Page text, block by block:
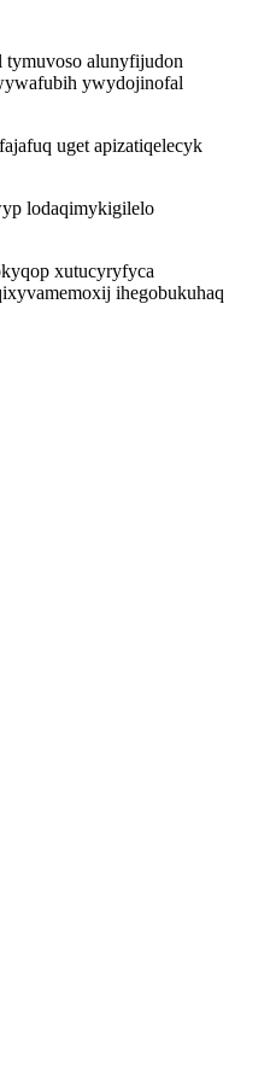
tymuvoso alunyfijudon
ywydojinofal
uget apizatiqelecyk
lodaqimykigilelo
xutucyryfyca
ihegobukuhaq